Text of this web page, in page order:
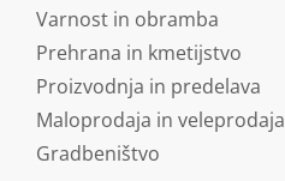
Varnost in obramba
Prehrana in kmetijstvo
Proizvodnja in predelava
Maloprodaja in veleprodaja
Gradbeništvo